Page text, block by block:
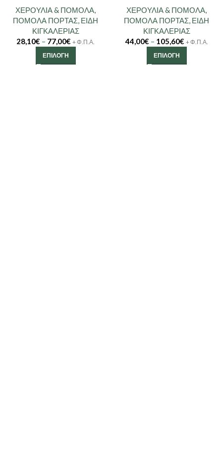
ΧΕΡΟΥΛΙΑ & ΠΟΜΟΛΑ
ΠΟΜΟΛΑ ΠΟΡΤΑΣ ΕΙΔΗ
ΚΙΓΚΑΛΕΡΙΑΣ
28,10€ – 77,00€ + Φ.Π.Α.
ΕΠΙΛΟΓΉ
ΧΕΡΟΥΛΙΑ & ΠΟΜΟΛΑ
ΠΟΜΟΛΑ ΠΟΡΤΑΣ ΕΙΔΗ
ΚΙΓΚΑΛΕΡΙΑΣ
44,00€ – 105,60€ + Φ.Π.Α.
ΕΠΙΛΟΓΉ